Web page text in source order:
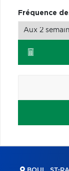
Fréquence